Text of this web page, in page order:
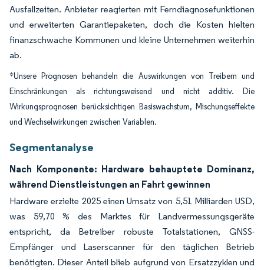
Ausfallzeiten. Anbieter reagierten mit Ferndiagnosefunktionen
und erweiterten Garantiepaketen, doch die Kosten hielten
finanzschwache Kommunen und kleine Unternehmen weiterhin
ab.
*Unsere Prognosen behandeln die Auswirkungen von Treibern und
Einschränkungen als richtungsweisend und nicht additiv. Die
Wirkungsprognosen berücksichtigen Basiswachstum, Mischungseffekte
und Wechselwirkungen zwischen Variablen.
Segmentanalyse
Nach Komponente: Hardware behauptete Dominanz,
während Dienstleistungen an Fahrt gewinnen
Hardware erzielte 2025 einen Umsatz von 5,51 Milliarden USD,
was 59,70 % des Marktes für Landvermessungsgeräte
entspricht, da Betreiber robuste Totalstationen, GNSS-
Empfänger und Laserscanner für den täglichen Betrieb
benötigten. Dieser Anteil blieb aufgrund von Ersatzzyklen und